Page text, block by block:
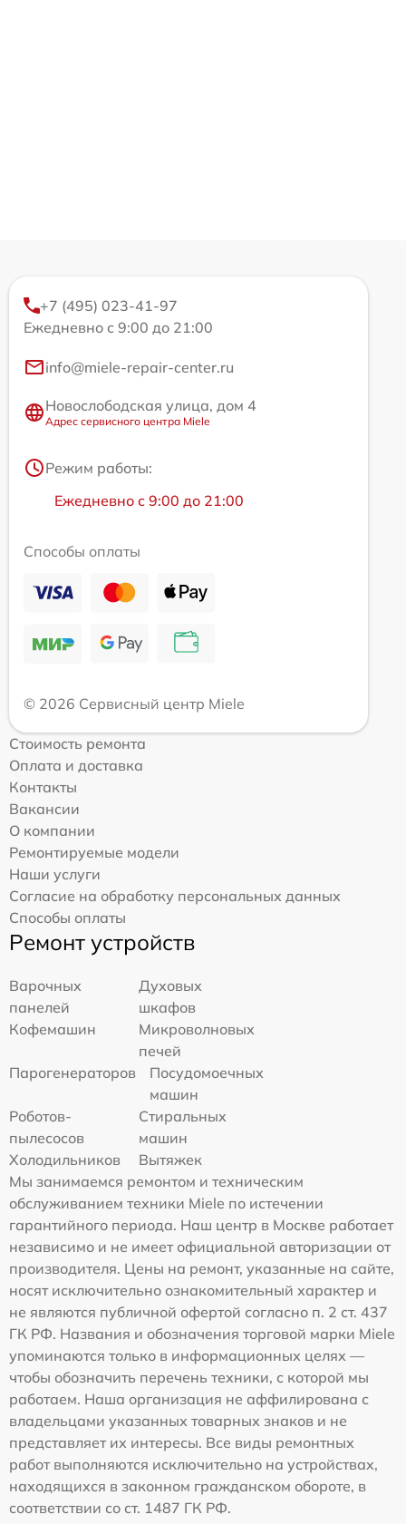
+7 (495) 023-41-97
Ежедневно с 9:00 до 21:00
info@miele-repair-center.ru
Новослободская улица, дом 4
Адрес сервисного центра Miele
Режим работы:
Ежедневно с 9:00 до 21:00
Способы оплаты
© 2026 Сервисный центр Miele
Стоимость ремонта
Оплата и доставка
Контакты
Вакансии
О компании
Ремонтируемые модели
Наши услуги
Согласие на обработку персональных данных
Способы оплаты
Ремонт устройств
Варочных
панелей
Духовых
шкафов
Кофемашин
Микроволновых
печей
Парогенераторов
Посудомоечных
машин
Роботов-
пылесосов
Стиральных
машин
Холодильников
Вытяжек
Мы занимаемся ремонтом и техническим
обслуживанием техники Miele по истечении
гарантийного периода. Наш центр в Москве работает
независимо и не имеет официальной авторизации от
производителя. Цены на ремонт, указанные на сайте,
носят исключительно ознакомительный характер и
не являются публичной офертой согласно п. 2 ст. 437
ГК РФ. Названия и обозначения торговой марки Miele
упоминаются только в информационных целях —
чтобы обозначить перечень техники, с которой мы
работаем. Наша организация не аффилирована с
владельцами указанных товарных знаков и не
представляет их интересы. Все виды ремонтных
работ выполняются исключительно на устройствах,
находящихся в законном гражданском обороте, в
соответствии со ст. 1487 ГК РФ.